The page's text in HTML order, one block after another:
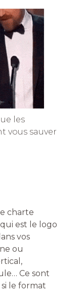
les
vous sauver
charte
est le logo
vos
ou
Ce sont
le format